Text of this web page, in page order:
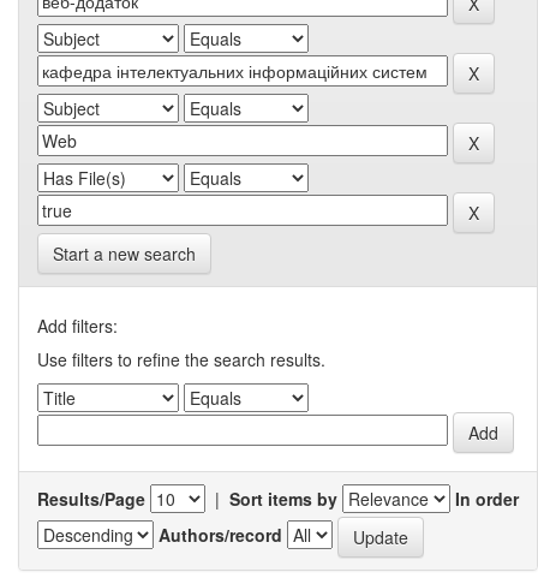
Start a new search
Add filters:
Use filters to refine the search results.
Results/Page | Sort items by
In order
Authors/record